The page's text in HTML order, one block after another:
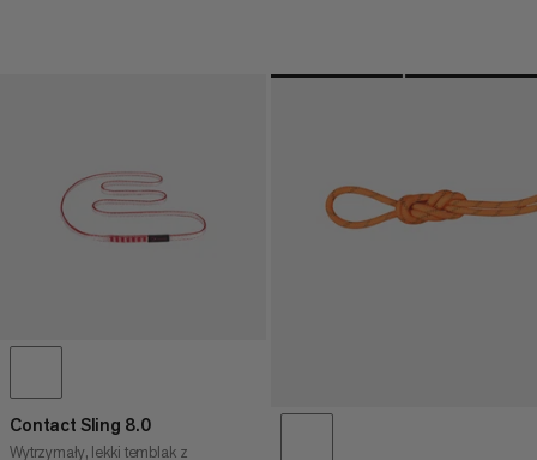
Contact Sling 8.0
Wytrzymały, lekki temblak z